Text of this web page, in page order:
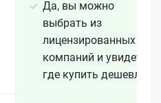
Да, вы можно
выбрать из
лицензированных 15+
компаний и увидеть,
где купить дешевле